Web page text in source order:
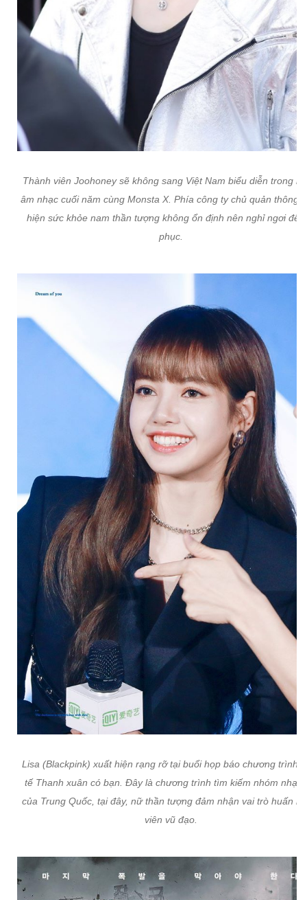
Thành viên Joohoney sẽ không sang Việt Nam biểu diễn trong lễ
âm nhạc cuối năm cùng Monsta X. Phía công ty chủ quản thông
hiện sức khỏe nam thần tượng không ổn định nên nghỉ ngơi để
phục.
Lisa (Blackpink) xuất hiện rạng rỡ tại buổi họp báo chương trình
tế Thanh xuân có bạn. Đây là chương trình tìm kiếm nhóm nhạc
của Trung Quốc, tại đây, nữ thần tượng đảm nhận vai trò huấn
viên vũ đạo.